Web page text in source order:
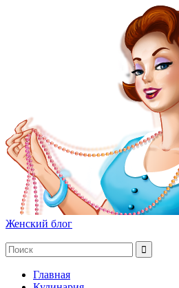
Женский блог
Главная